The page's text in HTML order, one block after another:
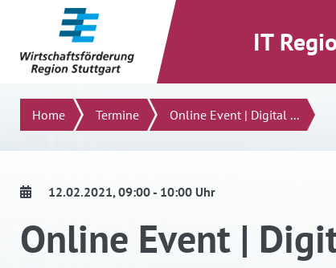
direkt zum Inhalt dieser Seite
direkt zum Menü springen
IT
Suchen
Home Termine Online Event | Digital ...
12.02.2021, 09:00 - 10:00 Uhr
Online Event |